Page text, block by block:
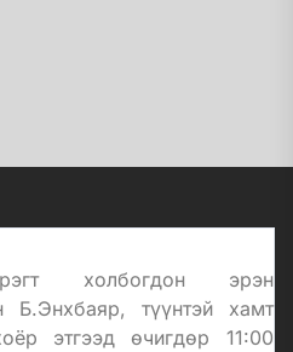
холбогдон эрэн
Б.Энхбаяр, түүнтэй хамт
этгээд өчигдөр 11:00